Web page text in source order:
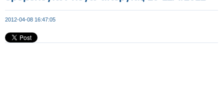
2012-04-08 16:47:05